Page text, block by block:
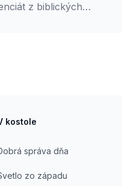
z biblických
univerzity a v
a
kostole
správa dňa
zo západu